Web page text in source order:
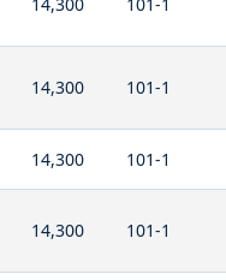
14,300 101-1
14,300 101-1
14,300 101-1